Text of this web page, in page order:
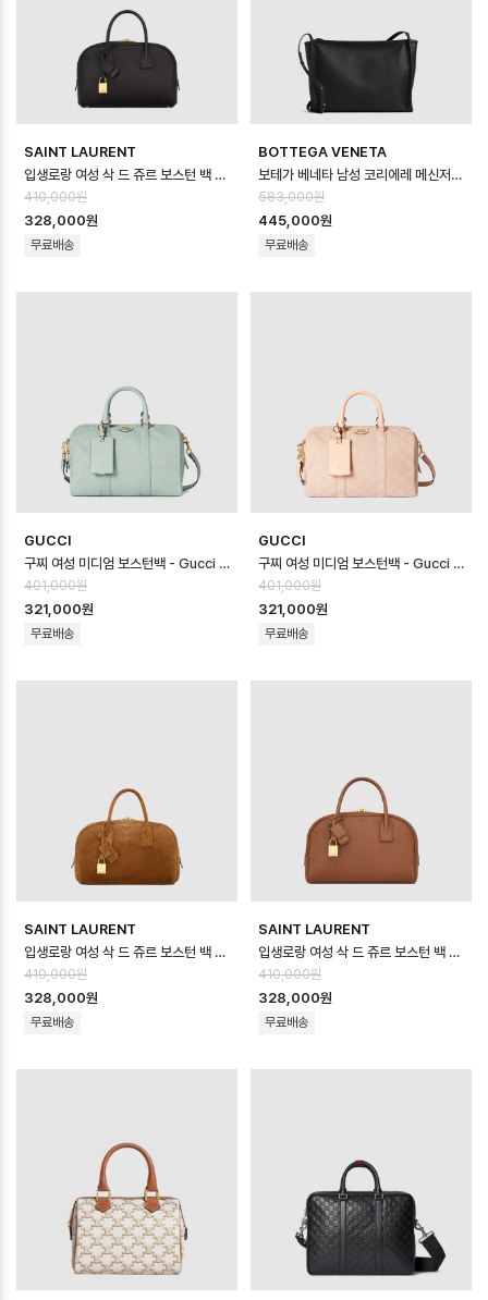
SAINT LAURENT
입생로랑 여성 삭 드 쥬르 보스턴 백 스몰 - Saint Laurent Womens Sa…
410,000원
328,000원
무료배송
BOTTEGA VENETA
보테가 베네타 남성 코리에레 메신저 백 - Bottega veneta Mens Corrie…
583,000원
445,000원
무료배송
GUCCI
구찌 여성 미디엄 보스턴백 - Gucci Womens Medium Boston Bag - …
401,000원
321,000원
무료배송
GUCCI
구찌 여성 미디엄 보스턴백 - Gucci Womens Medium Boston Bag - …
401,000원
321,000원
무료배송
SAINT LAURENT
입생로랑 여성 삭 드 쥬르 보스턴 백 스몰 - Saint Laurent Womens Sa…
410,000원
328,000원
무료배송
SAINT LAURENT
입생로랑 여성 삭 드 쥬르 보스턴 백 스몰 - Saint Laurent Womens Sac…
410,000원
328,000원
무료배송